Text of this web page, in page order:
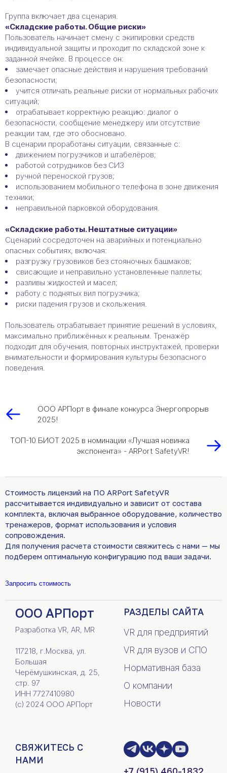
Группа включает два сценария.
«Складские работы. Общие риски»
Пользователь начинает смену с экипировки средств
индивидуальной защиты и проходит по складской зоне к
заданной ячейке. В процессе он:
замечает опасные действия и нарушения требований
безопасности;
учится отличать реальные риски от нормальных рабочих
ситуаций;
отрабатывает корректную реакцию: диалог о
безопасности, сообщение менеджеру или отсутствие
реакции там, где это обосновано.
В сценарии проработаны ситуации, связанные с:
движением погрузчиков и штабелёров;
работой сотрудников без СИЗ
ручной переноской грузов;
использованием мобильного телефона в зоне движения
техники;
неправильной парковкой оборудования.
«Складские работы. Нештатные ситуации»
Сценарий сосредоточен на аварийных и потенциально
опасных событиях, включая:
разгрузку грузовиков без стояночных башмаков;
свисающие и неправильно установленные паллеты;
разливы жидкостей и масел;
работу с поднятых вил погрузчика;
риски падения грузов и скольжения.
Пользователь отрабатывает принятие решений в условиях,
максимально приближённых к реальным. Тренажёр
подходит для обучения, повторных инструктажей, проверки
внимательности и формирования культуры безопасного
поведения.
ООО АРПорт в финале конкурса Энергопрорыв
2025!
ТОП-10 БИОТ 2025 в номинации «Лучшая новинка
экспонента» - ARPort SafetyVR!
Стоимость лицензий на ПО ARPort SafetyVR
рассчитывается индивидуально и зависит от состава
комплекта, включая выбранное оборудование, количество
тренажеров, формат использования и условия
сопровождения.
Для получения расчета стоимости свяжитесь с нами — мы
подберем оптимальную конфигурацию под ваши задачи.
Запросить стоимость
ООО АРПорт
Разработка VR, AR, MR
117218, г.Москва, ул.
Большая
Черёмушкинская, д. 25,
стр. 97
ИНН 7727410980
(c) 2024 ООО АРПорт
РАЗДЕЛЫ САЙТА
VR для предприятий
VR для вузов и СПО
Нормативная база
О компании
Новости
СВЯЖИТЕСЬ С
НАМИ
+7 (915) 460-1832